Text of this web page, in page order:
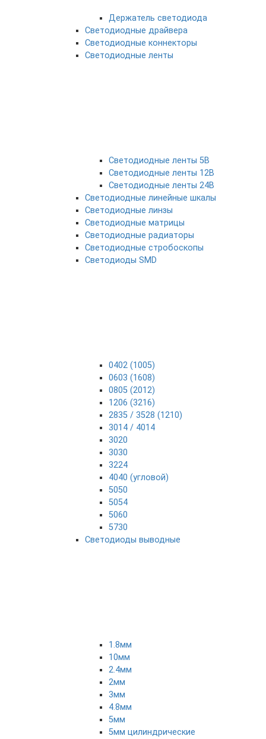
Держатель светодиода
Светодиодные драйвера
Светодиодные коннекторы
Светодиодные ленты
Светодиодные ленты 5В
Светодиодные ленты 12В
Светодиодные ленты 24В
Светодиодные линейные шкалы
Светодиодные линзы
Светодиодные матрицы
Светодиодные радиаторы
Светодиодные стробоскопы
Светодиоды SMD
0402 (1005)
0603 (1608)
0805 (2012)
1206 (3216)
2835 / 3528 (1210)
3014 / 4014
3020
3030
3224
4040 (угловой)
5050
5054
5060
5730
Светодиоды выводные
1.8мм
10мм
2.4мм
2мм
3мм
4.8мм
5мм
5мм цилиндрические